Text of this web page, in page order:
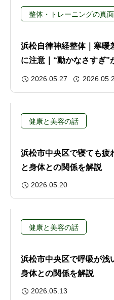
整体・トレーニングの真
浜松自律神経整体｜寒暖
に注意｜“動かなさすぎ”
る？2026.05.27
健康と美容の話
浜松市中央区で寝ても疲
と身体との関係を解説
2026.05.20
健康と美容の話
浜松市中央区で呼吸が浅
身体との関係を解説
2026.05.13